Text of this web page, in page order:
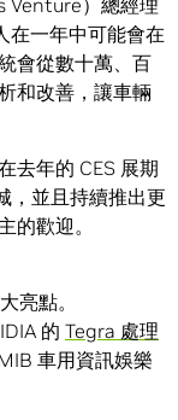
Venture）總經理
在一年中可能會在
會從數十萬、百
和改善，讓車輛
去年的 CES 展期
，並且持續推出更
的歡迎。
亮點。
的 Tegra 處理
車用資訊娛樂